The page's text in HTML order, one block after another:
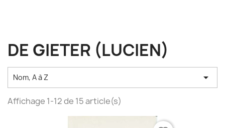
DE GIETER (LUCIEN)
Nom, A à Z 
Affichage 1-12 de 15 article(s)